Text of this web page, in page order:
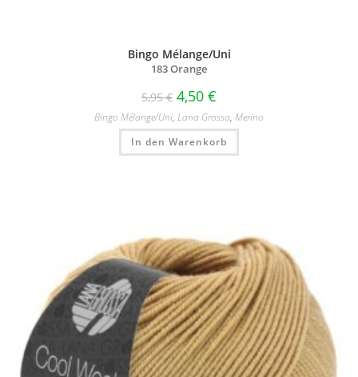
Bingo Mélange/Uni
183 Orange
5,95€ 4,50 €
Bingo Mélange/​Uni, Lana Grossa, Merino
In den Warenkorb